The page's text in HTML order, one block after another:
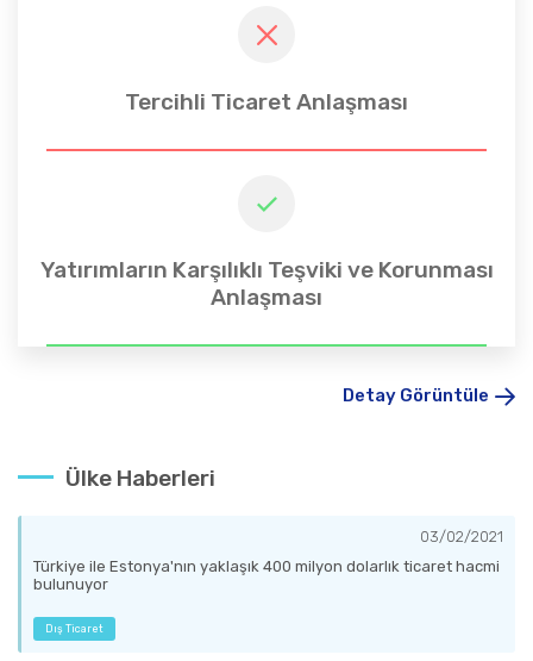
Tercihli Ticaret Anlaşması
Yatırımların Karşılıklı Teşviki ve Korunması
Anlaşması
Detay Görüntüle
Ülke Haberleri
03/02/2021
Türkiye ile Estonya'nın yaklaşık 400 milyon dolarlık ticaret hacmi
bulunuyor
Dış Ticaret